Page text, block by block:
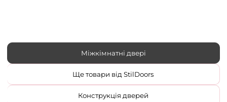
Міжкімнатні двері
Ще товари від StilDoors
Конструкція дверей